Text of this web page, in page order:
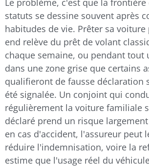
Le problème, c'est que la
statuts se dessine souvent après
habitudes de vie. Prêter sa voiture
end relève du prêt de volant
chaque semaine, ou pendant tout
dans une zone grise que certains
qualifieront de fausse déclaration
été signalée. Un conjoint qui
régulièrement la voiture familiale
déclaré prend un risque
en cas d'accident, l'assureur peut
réduire l'indemnisation, voire la
estime que l'usage réel du